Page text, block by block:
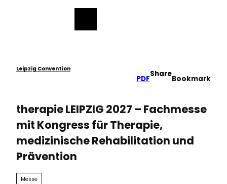
Leipzig Convention
PDF
Share
Bookmark
therapie LEIPZIG 2027 – Fachmesse
mit Kongress für Therapie,
medizinische Rehabilitation und
Prävention
Messe